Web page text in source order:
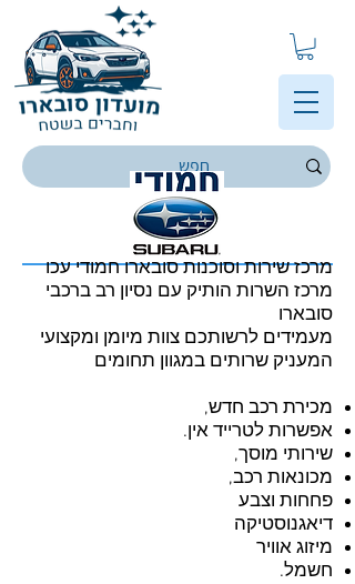
מרכז שירות וסוכנות סובארו חמודי עכו
מרכז השרות הותיק עם נסיון רב ברכבי
סובארו
מעמידים לרשותכם צוות מיומן ומקצועי
המעניק שרותים במגוון תחומים
מכירת רכב חדש,
אפשרות לטרייד אין.
שירותי מוסך,
מכונאות רכב,
פחחות וצבע
דיאגנוסטיקה
מיזוג אוויר
חשמל.